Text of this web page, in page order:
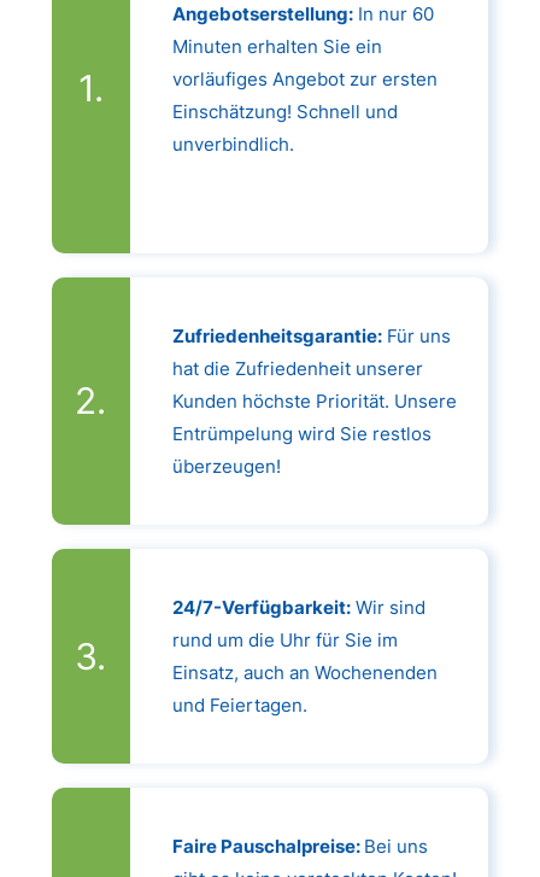
Angebotserstellung:In nur 60
Minuten erhalten Sie ein
vorläufiges Angebot zur ersten
Einschätzung! Schnell und
unverbindlich.
Zufriedenheitsgarantie:Für uns
hat die Zufriedenheit unserer
Kunden höchste Priorität. Unsere
Entrümpelung wird Sie restlos
überzeugen!
24/7-Verfügbarkeit:Wir sind
rund um die Uhr für Sie im
Einsatz, auch an Wochenenden
und Feiertagen.
Faire Pauschalpreise: Bei uns